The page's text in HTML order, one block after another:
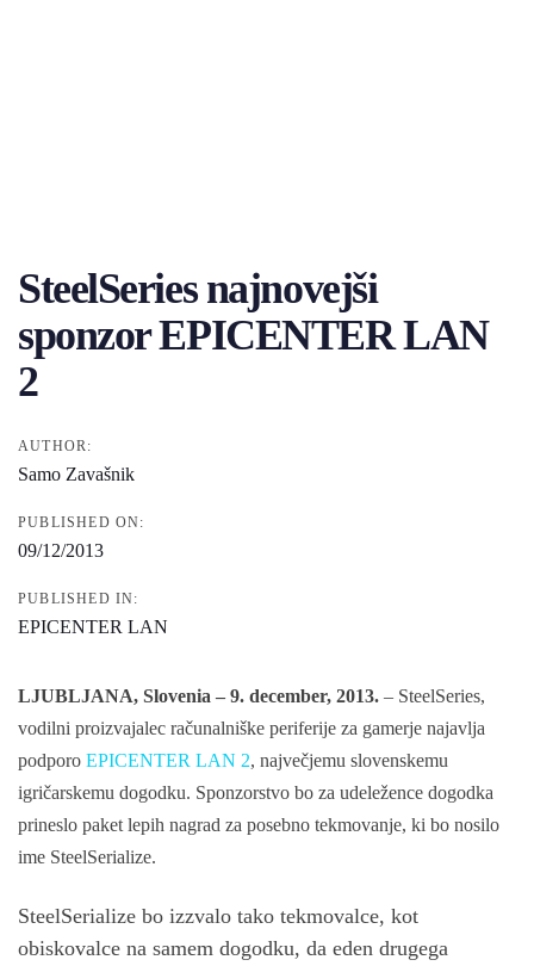
SteelSeries najnovejši
sponzor EPICENTER LAN
2
AUTHOR:
Samo Zavašnik
PUBLISHED ON:
09/12/2013
PUBLISHED IN:
EPICENTER LAN
LJUBLJANA, Slovenia – 9. december, 2013. – SteelSeries,
vodilni proizvajalec računalniške periferije za gamerje najavlja
podporo EPICENTER LAN 2, največjemu slovenskemu
igričarskemu dogodku. Sponzorstvo bo za udeležence dogodka
prineslo paket lepih nagrad za posebno tekmovanje, ki bo nosilo
ime SteelSerialize.
SteelSerialize bo izzvalo tako tekmovalce, kot
obiskovalce na samem dogodku, da eden drugega